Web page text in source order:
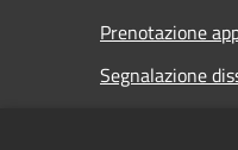
Prenotazione
Segnalazione